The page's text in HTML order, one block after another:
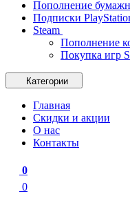
Пополнение
Подписки
Steam
Пополнение
Покупка игр
Категории
Главная
Скидки и акции
О нас
Контакты
0
0